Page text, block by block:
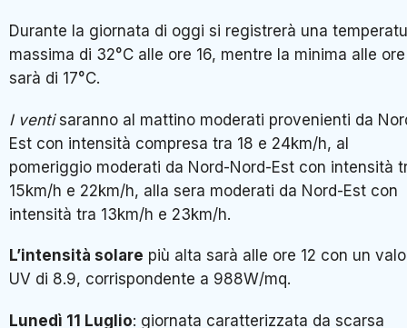
Durante la giornata di oggi si registrerà una
massima di 32°C alle ore 16, mentre la minima alle
sarà di 17°C.
I ventisaranno al mattino moderati provenienti da
Est con intensità compresa tra 18 e 24km/h, al
pomeriggio moderati da Nord-Nord-Est con intensità
15km/h e 22km/h, alla sera moderati da Nord-Est con
intensità tra 13km/h e 23km/h.
L’intensità solare più alta sarà alle ore 12 con un
UV di 8.9, corrispondente a 988W/mq.
Lunedì 11 Luglio: giornata caratterizzata da scarsa